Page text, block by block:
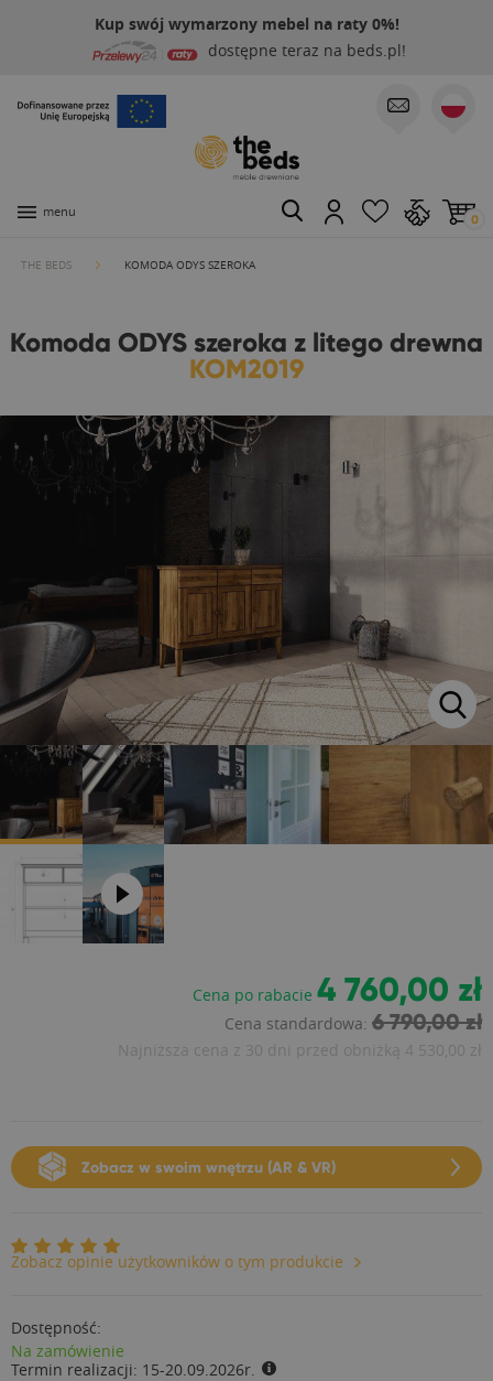
Kup swój wymarzony mebel na raty 0%!
dostępne teraz na beds.pl!
menu 0
THE BEDS KOMODA ODYS SZEROKA
Komoda ODYS szeroka z litego drewna
KOM2019
Cena po rabacie 4 760,00 zł
Cena standardowa: 6 790,00 zł
Najniższa cena z 30 dni przed obniżką 4 530,00 zł
Zobacz w swoim wnętrzu (AR & VR)
Zobacz opinie użytkowników o tym produkcie
Dostępność:
Na zamówienie
Termin realizacji: 15-20.09.2026r.